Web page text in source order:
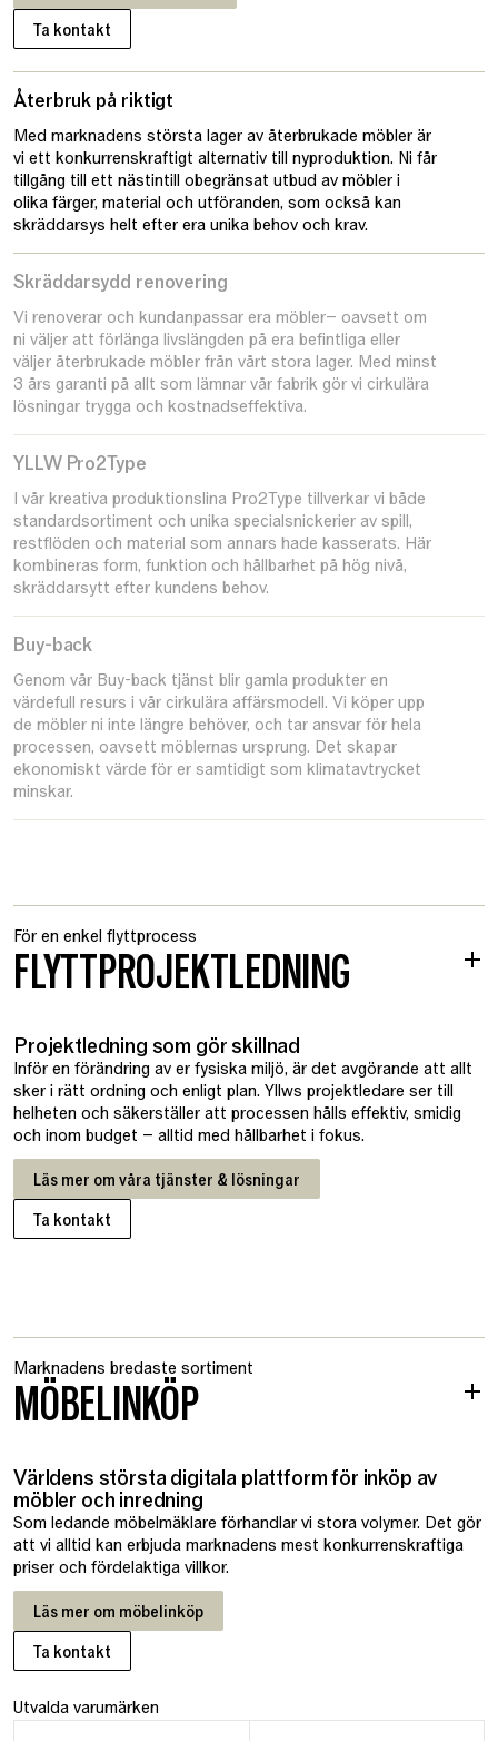
Ta kontakt
Återbruk på riktigt
Med marknadens största lager av återbrukade möbler är
vi ett konkurrenskraftigt alternativ till nyproduktion. Ni får
tillgång till ett nästintill obegränsat utbud av möbler i
olika färger, material och utföranden, som också kan
skräddarsys helt efter era unika behov och krav.
Skräddarsydd renovering
Vi renoverar och kundanpassar era möbler– oavsett om
ni väljer att förlänga livslängden på era befintliga eller
väljer återbrukade möbler från vårt stora lager. Med minst
3 års garanti på allt som lämnar vår fabrik gör vi cirkulära
lösningar trygga och kostnadseffektiva.
YLLW Pro2Type
I vår kreativa produktionslina Pro2Type tillverkar vi både
standardsortiment och unika specialsnickerier av spill,
restflöden och material som annars hade kasserats. Här
kombineras form, funktion och hållbarhet på hög nivå,
skräddarsytt efter kundens behov.
Buy-back
Genom vår Buy-back tjänst blir gamla produkter en
värdefull resurs i vår cirkulära affärsmodell. Vi köper upp
de möbler ni inte längre behöver, och tar ansvar för hela
processen, oavsett möblernas ursprung. Det skapar
ekonomiskt värde för er samtidigt som klimatavtrycket
minskar.
För en enkel flyttprocess
FLYTTPROJEKTLEDNING
Projektledning som gör skillnad
Inför en förändring av er fysiska miljö, är det avgörande att allt
sker i rätt ordning och enligt plan. Yllws projektledare ser till
helheten och säkerställer att processen hålls effektiv, smidig
och inom budget – alltid med hållbarhet i fokus.
Läs mer om våra tjänster & lösningar
Ta kontakt
Marknadens bredaste sortiment
MÖBELINKÖP
Världens största digitala plattform för inköp av
möbler och inredning
Som ledande möbelmäklare förhandlar vi stora volymer. Det gör
att vi alltid kan erbjuda marknadens mest konkurrenskraftiga
priser och fördelaktiga villkor.
Läs mer om möbelinköp
Ta kontakt
Utvalda varumärken